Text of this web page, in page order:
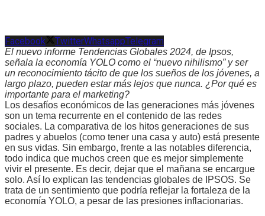
Facebook TwitterWhatsappTelegram
El nuevo informe Tendencias Globales 2024, de Ipsos,
señala la economía YOLO como el “nuevo nihilismo” y ser
un reconocimiento tácito de que los sueños de los jóvenes, a
largo plazo, pueden estar más lejos que nunca. ¿Por qué es
importante para el marketing?
Los desafíos económicos de las generaciones más jóvenes
son un tema recurrente en el contenido de las redes
sociales. La comparativa de los hitos generaciones de sus
padres y abuelos (como tener una casa y auto) está presente
en sus vidas. Sin embargo, frente a las notables diferencia,
todo indica que muchos creen que es mejor simplemente
vivir el presente. Es decir, dejar que el mañana se encargue
solo. Así lo explican las tendencias globales de IPSOS. Se
trata de un sentimiento que podría reflejar la fortaleza de la
economía YOLO, a pesar de las presiones inflacionarias.